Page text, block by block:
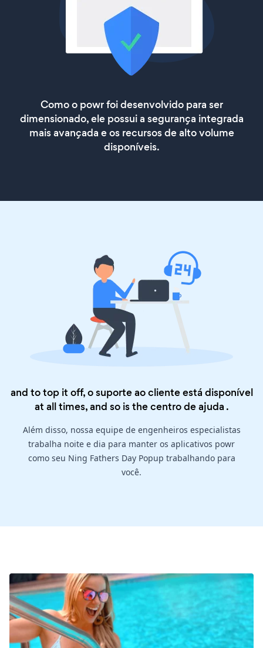
Como o powr foi desenvolvido para ser
dimensionado, ele possui a segurança integrada
mais avançada e os recursos de alto volume
disponíveis.
and to top it off, o suporte ao cliente está disponível
at all times, and so is thecentro de ajuda .
Além disso, nossa equipe de engenheiros especialistas
trabalha noite e dia para manter os aplicativos powr
como seu Ning Fathers Day Popup trabalhando para
você.